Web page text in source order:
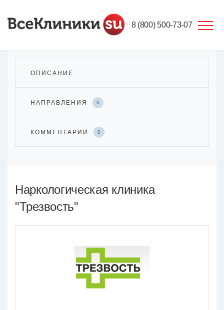
8 (800) 500-73-07
ОПИСАНИЕ
НАПРАВЛЕНИЯ 6
КОММЕНТАРИИ 0
Наркологическая клиника
"Трезвость"